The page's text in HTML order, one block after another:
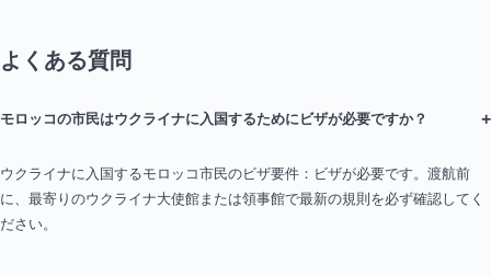
よくある質問
モロッコの市民はウクライナに入国するためにビザが必要ですか？ +
ウクライナに入国するモロッコ市民のビザ要件：ビザが必要です。渡航前
に、最寄りのウクライナ大使館または領事館で最新の規則を必ず確認してく
ださい。